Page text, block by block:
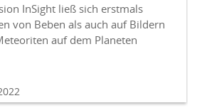
InSight ließ sich erstmals
von Beben als auch auf Bildern
auf dem Planeten